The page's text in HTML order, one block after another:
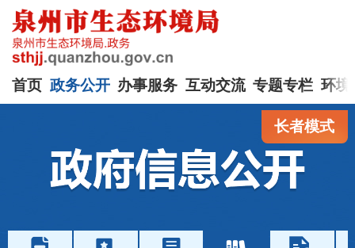
首页 政务公开 办事服务 互动交流 专题专栏 环境
长者模式